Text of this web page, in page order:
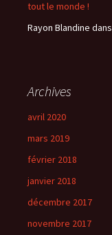
tout le monde !
Rayon Blandine dans
Archives
avril 2020
mars 2019
février 2018
janvier 2018
décembre 2017
novembre 2017